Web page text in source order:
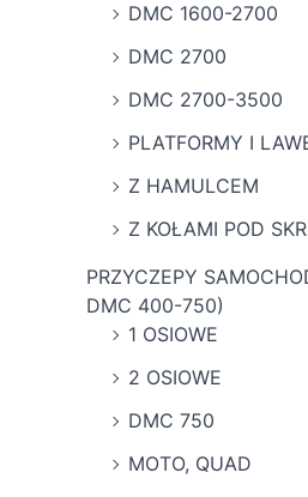
DMC 1600-2700
DMC 2700
DMC 2700-3500
PLATFORMY I
Z HAMULCEM
Z KOŁAMI POD
PRZYCZEPY
DMC 400-750)
1 OSIOWE
2 OSIOWE
DMC 750
MOTO, QUAD